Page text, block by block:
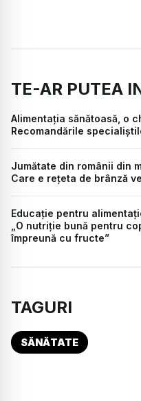
TE-AR PUTEA
Alimentația sănătoasă, o
Recomandările
Jumătate din românii din
Care e rețeta de brânză
Educație pentru
„O nutriție bună pentru
împreună cu fructe”
TAGURI
SĂNĂTATE